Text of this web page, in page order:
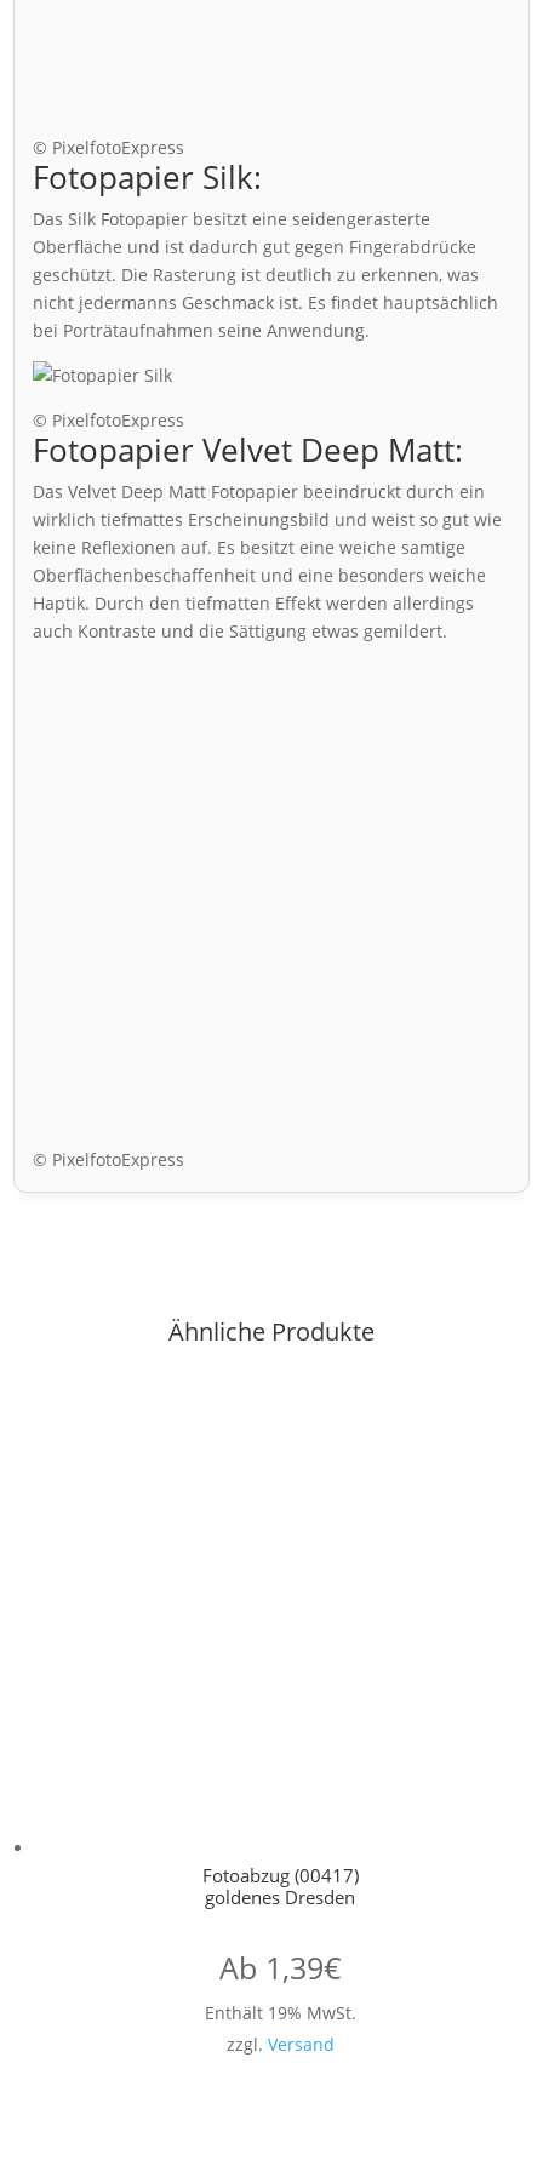
© PixelfotoExpress
Fotopapier Silk:
Das Silk Fotopapier besitzt eine seidengerasterte
Oberfläche und ist dadurch gut gegen Fingerabdrücke
geschützt. Die Rasterung ist deutlich zu erkennen, was
nicht jedermanns Geschmack ist. Es findet hauptsächlich
bei Porträtaufnahmen seine Anwendung.
© PixelfotoExpress
Fotopapier Velvet Deep Matt:
Das Velvet Deep Matt Fotopapier beeindruckt durch ein
wirklich tiefmattes Erscheinungsbild und weist so gut wie
keine Reflexionen auf. Es besitzt eine weiche samtige
Oberflächenbeschaffenheit und eine besonders weiche
Haptik. Durch den tiefmatten Effekt werden allerdings
auch Kontraste und die Sättigung etwas gemildert.
© PixelfotoExpress
Ähnliche Produkte
Fotoabzug (00417)
goldenes Dresden
Ab 1,39€
Enthält 19% MwSt.
zzgl. Versand